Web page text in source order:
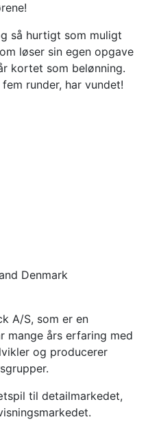
så hurtigt som muligt
løser sin egen opgave
kortet som belønning.
runder, har vundet!
Denmark
A/S, som er en
mange års erfaring med
og producerer
til detailmarkedet,